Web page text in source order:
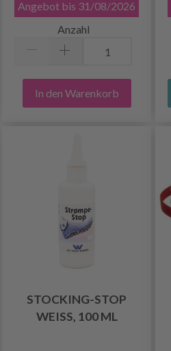
Angebot bis 31/08/2026
Anzahl
In den Warenkorb
STOCKING-STOP
WEISS, 100 ML